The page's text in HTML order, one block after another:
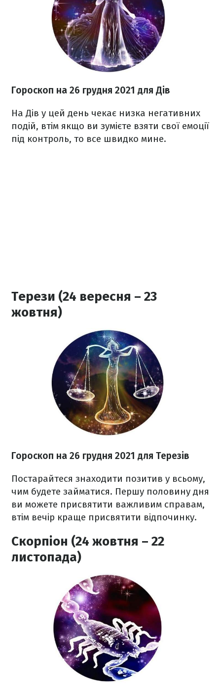
Гороскоп на 26 грудня 2021 для Дів
На Дів у цей день чекає низка негативних
подій, втім якщо ви зумієте взяти свої емоції
під контроль, то все швидко мине.
Терези (24 вересня – 23
жовтня)
Гороскоп на 26 грудня 2021 для Терезів
Постарайтеся знаходити позитив у всьому,
чим будете займатися. Першу половину дня
ви можете присвятити важливим справам,
втім вечір краще присвятити відпочинку.
Скорпіон (24 жовтня – 22
листопада)